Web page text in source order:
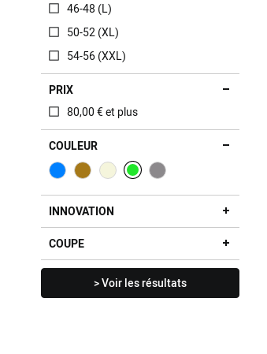
46-48 (L)
50-52 (XL)
54-56 (XXL)
PRIX
80,00 € et plus
COULEUR
INNOVATION
COUPE
> Voir les résultats